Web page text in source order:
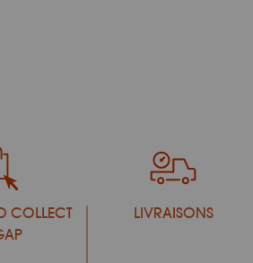
COLLECT
LIVRAISONS